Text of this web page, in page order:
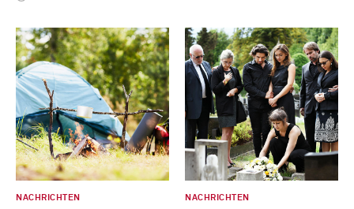
NACHRICHTEN NACHRICHTEN